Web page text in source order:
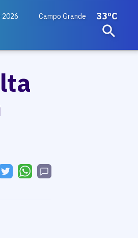
2026 Campo Grande 33ºC